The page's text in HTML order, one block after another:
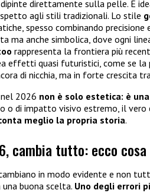
direttamente sulla pelle. È
agli stili tradizionali. Lo stile
spesso combinando precisione
ma anche simbolica, dove ogni
rappresenta la frontiera più
effetti quasi futuristici, come se la
di nicchia, ma in forte crescita
2026 non è solo estetica: è
o di impatto visivo estremo, il vero
meglio la propria storia.
cambia tutto: ecco
in modo evidente e non
buona scelta. Uno degli errori